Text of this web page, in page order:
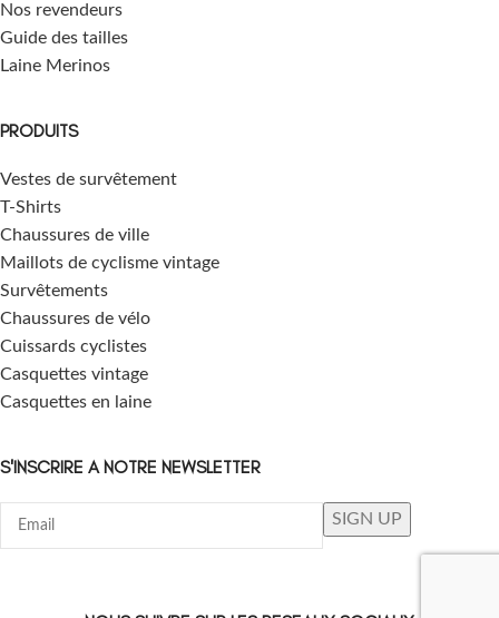
Nos revendeurs
Guide des tailles
Laine Merinos
PRODUITS
Vestes de survêtement
T-Shirts
Chaussures de ville
Maillots de cyclisme vintage
Survêtements
Chaussures de vélo
Cuissards cyclistes
Casquettes vintage
Casquettes en laine
S'INSCRIRE A NOTRE NEWSLETTER